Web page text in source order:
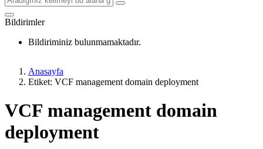
Bildirimler
Bildiriminiz bulunmamaktadır.
Anasayfa
Etiket: VCF management domain deployment
VCF management domain
deployment